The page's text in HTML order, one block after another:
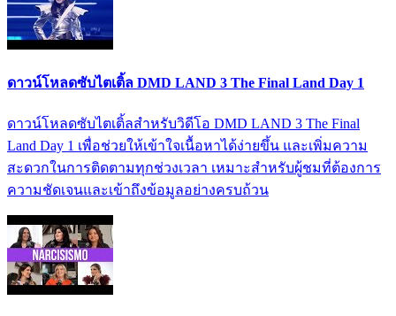
ดาวน์โหลดซับไตเติ้ล DMD LAND 3 The Final Land Day 1
ดาวน์โหลดซับไตเติ้ลสำหรับวิดีโอ DMD LAND 3 The Final
Land Day 1 เพื่อช่วยให้เข้าใจเนื้อหาได้ง่ายขึ้น และเพิ่มความ
สะดวกในการติดตามทุกช่วงเวลา เหมาะสำหรับผู้ชมที่ต้องการ
ความชัดเจนและเข้าถึงข้อมูลอย่างครบถ้วน